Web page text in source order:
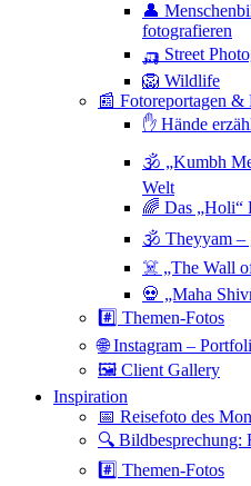
👤
fotografieren
🛺 Street
🦁 Wildlife
📰 Fotoreportagen &
✋ Hände
🕉 „Kumbh
Welt
🌈 Das „Holi“
🕉 Theyyam –
☠️ „The Wall
💀 „Maha
#️⃣ Themen-Fotos
🌐 Instagram –
🖼 Client Gallery
Inspiration
📅 Reisefoto des
🔍 Bildbesprechung:
#️⃣ Themen-Fotos